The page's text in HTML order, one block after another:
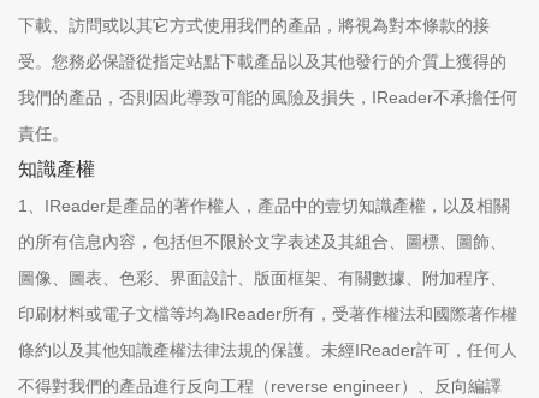
下載、訪問或以其它方式使用我們的產品，將視為對本條款的接
受。您務必保證從指定站點下載產品以及其他發行的介質上獲得的
我們的產品，否則因此導致可能的風險及損失，IReader不承擔任何
責任。
知識產權
1、IReader是產品的著作權人，產品中的壹切知識產權，以及相關
的所有信息內容，包括但不限於文字表述及其組合、圖標、圖飾、
圖像、圖表、色彩、界面設計、版面框架、有關數據、附加程序、
印刷材料或電子文檔等均為IReader所有，受著作權法和國際著作權
條約以及其他知識產權法律法規的保護。未經IReader許可，任何人
不得對我們的產品進行反向工程（reverse engineer）、反向編譯